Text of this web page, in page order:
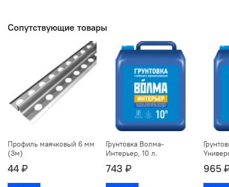
Сопутствующие товары
Профиль маячковый 6 мм
(3м)
44 ₽
Грунтовка Волма-
Интерьер, 10 л.
743 ₽ 965